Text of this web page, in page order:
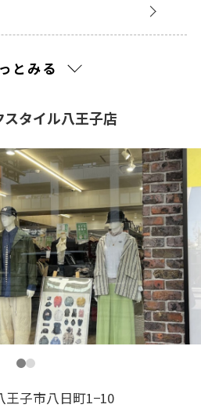
とみる
スタイル八王子店
王子市八日町1−10